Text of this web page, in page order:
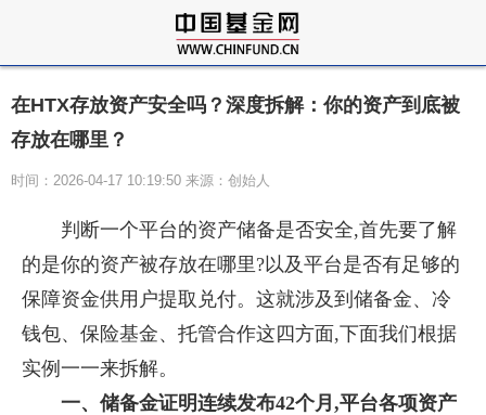
在HTX存放资产安全吗？深度拆解：你的资产到底被
存放在哪里？
时间：2026-04-17 10:19:50 来源：创始人
判断一个平台的资产储备是否安全,首先要了解
的是你的资产被存放在哪里?以及平台是否有足够的
保障资金供用户提取兑付。这就涉及到储备金、冷
钱包、保险基金、托管合作这四方面,下面我们根据
实例一一来拆解。
一、储备金证明连续发布42个月,平台各项资产